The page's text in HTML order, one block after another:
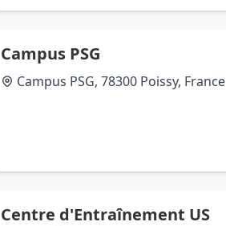
Campus PSG
Campus PSG, 78300 Poissy, France
Centre d'Entraînement US